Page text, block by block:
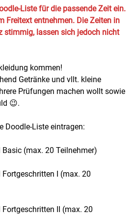
Liste für die passende Zeit ein.
Freitext entnehmen. Die Zeiten in
stimmig, lassen sich jedoch nicht
kommen!
Getränke und vllt. kleine
Prüfungen machen wollt sowie
😉.
Doodle-Liste eintragen:
(max. 20 Teilnehmer)
I (max. 20
II (max. 20